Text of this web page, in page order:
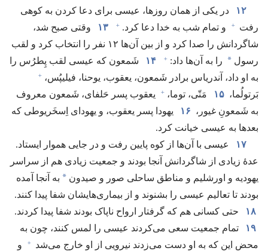
۱۲
در یکی از همان روزها،‏ عیسی برای دعا کردن به کوهی
رفت
+ و تمام شب به خدا دعا کرد.‏ + ۱۳
وقتی صبح شد،‏
شاگردانش را صدا کرد و از بین آن‌ها ۱۲ نفر را انتخاب کرد و لقب
رسول * را به آن‌ها داد:‏ + ۱۴
شَمعون که عیسی لقب پِطرُس را
به او داد،‏ آندریاس برادر شَمعون،‏ یعقوب،‏ یوحنا،‏ فیلیپُس،‏ +
بَرتولُما،‏ ۱۵ مَتّی،‏ توما،‏ +
یعقوب پسر حَلفای،‏ شَمعون معروف
به شَمعونِ غیور،‏ ۱۶
یهودا پسر یعقوب،‏ و یهودای اِسخَریوطی که
بعدها به عیسی خیانت کرد.‏
۱۷
عیسی با آن‌ها از کوه پایین رفت و در جایی هموار ایستاد.‏
عدهٔ زیادی از شاگردانش آنجا بودند و جمعیت زیادی هم از سراسر
یهودیه و اورشلیم و مناطق ساحلی صور و صیدون * به آنجا آمده
بودند تا تعالیم عیسی را بشنوند و از بیماری‌هایشان شفا پیدا کنند.‏
۱۸
حتی کسانی هم که گرفتار ارواح ناپاک بودند شفا پیدا کردند.‏
۱۹
تمام جمعیت سعی می‌کردند عیسی را لمس کنند،‏ چون به
محض این که به او دست می‌زدند نیرویی از او خارج می‌شد
+
و